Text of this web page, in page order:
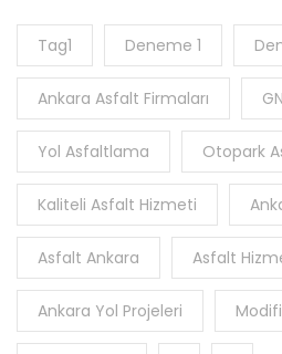
Tag1 Deneme 1
Ankara Asfalt Firmaları
Yol Asfaltlama Otopark
Kaliteli Asfalt Hizmeti
Asfalt Ankara Asfalt
Ankara Yol Projeleri